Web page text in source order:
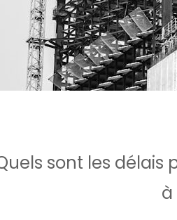
sont les
à